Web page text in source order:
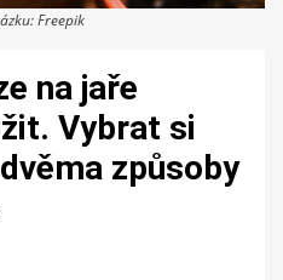
Freepik
na jaře
Vybrat si
způsoby